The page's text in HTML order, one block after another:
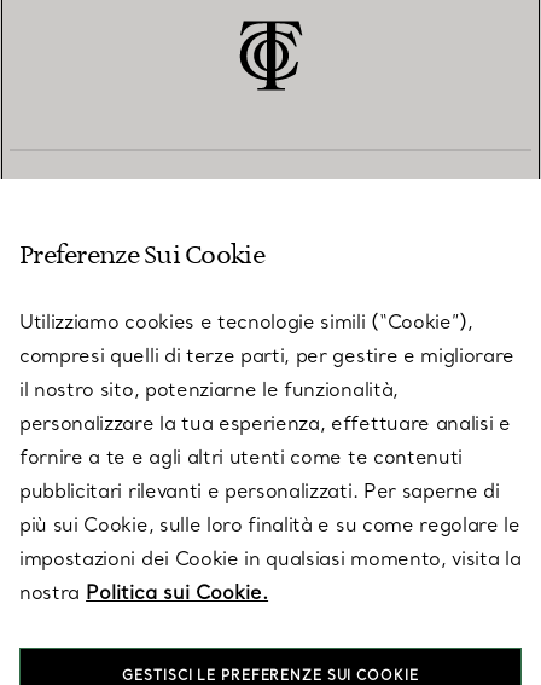
SU TIFFANY & CO.
LEGALE
SEGUICI
Preferenze Sui Cookie
Utilizziamo cookies e tecnologie simili (“Cookie”),
compresi quelli di terze parti, per gestire e migliorare
il nostro sito, potenziarne le funzionalità,
personalizzare la tua esperienza, effettuare analisi e
fornire a te e agli altri utenti come te contenuti
pubblicitari rilevanti e personalizzati. Per saperne di
più sui Cookie, sulle loro finalità e su come regolare le
impostazioni dei Cookie in qualsiasi momento, visita la
nostra Politica sui Cookie.
GESTISCI LE PREFERENZE SUI COOKIE